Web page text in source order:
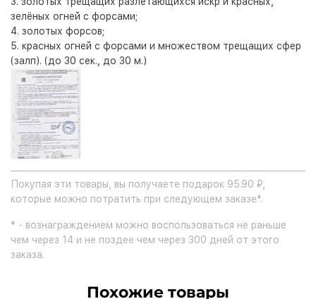
зелёных огней с форсами;
4. золотых форсов;
5. красных огней с форсами и множеством трещащих сфер
(залп). (до 30 сек., до 30 м.)
Покупая эти товары, вы получаете подарок 95.90 ₽,
которые можно потратить при следующем заказе*.
* - вознаграждением можно воспользоваться не раньше
чем через 14 и не поздее чем через 300 дней от этого
заказа.
Похожие товары